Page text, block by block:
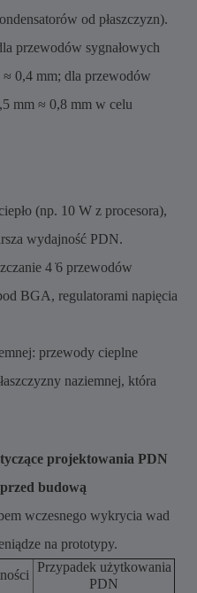
od płaszczyzn).
przewodów sygnałowych
0,4 mm; dla przewodów
mm ≈ 0,8 mm w celu
(np. 10 W z procesora),
wydajność PDN.
4 ̇6 przewodów
BGA, regulatorami napięcia
przewody cieplne
naziemnej, która
projektowania PDN
budową
wczesnego wykrycia wad
na prototypy.
Przypadek użytkowania
PDN